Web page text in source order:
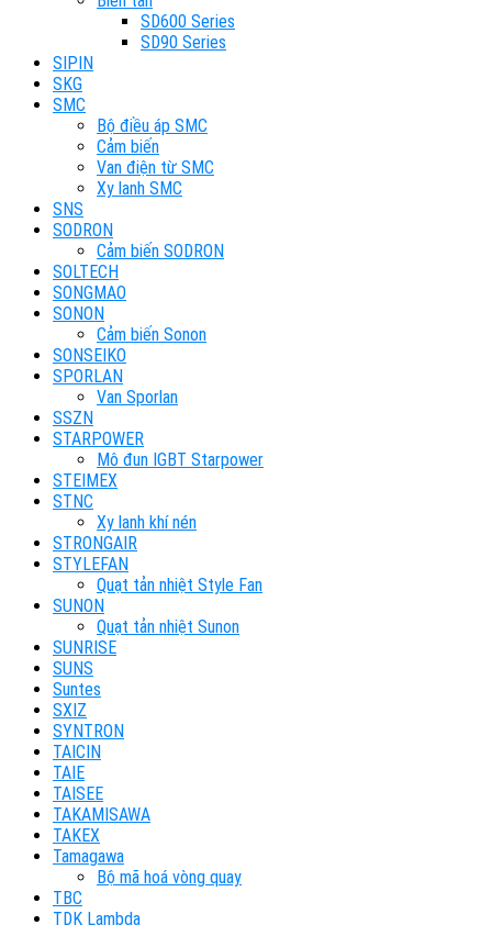
SD600 Series
SD90 Series
SIPIN
SKG
SMC
Bộ điều áp SMC
Cảm biến
Van điện từ SMC
Xy lanh SMC
SNS
SODRON
Cảm biến SODRON
SOLTECH
SONGMAO
SONON
Cảm biến Sonon
SONSEIKO
SPORLAN
Van Sporlan
SSZN
STARPOWER
Mô đun IGBT Starpower
STEIMEX
STNC
Xy lanh khí nén
STRONGAIR
STYLEFAN
Quạt tản nhiệt Style Fan
SUNON
Quạt tản nhiệt Sunon
SUNRISE
SUNS
Suntes
SXIZ
SYNTRON
TAICIN
TAIE
TAISEE
TAKAMISAWA
TAKEX
Tamagawa
Bộ mã hoá vòng quay
TBC
TDK Lambda